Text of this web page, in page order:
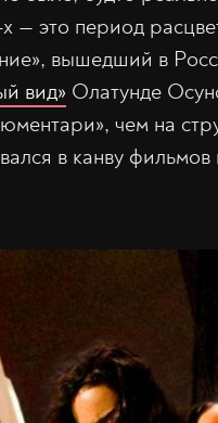
— это период
вышедший в
вид» Олатунде
чем на
в канву